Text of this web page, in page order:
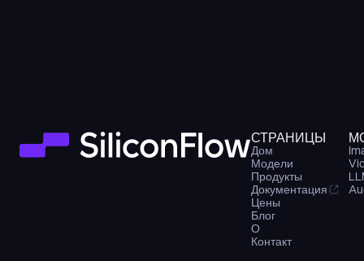
СТРАНИЦЫ
Дом
Модели
Продукты
Документация
Цены
Блог
О
Контакт